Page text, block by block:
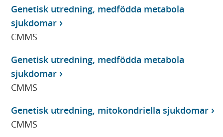
Genetisk utredning, medfödda metabola
sjukdomar
CMMS
Genetisk utredning, medfödda metabola
sjukdomar
CMMS
Genetisk utredning, mitokondriella sjukdomar
CMMS